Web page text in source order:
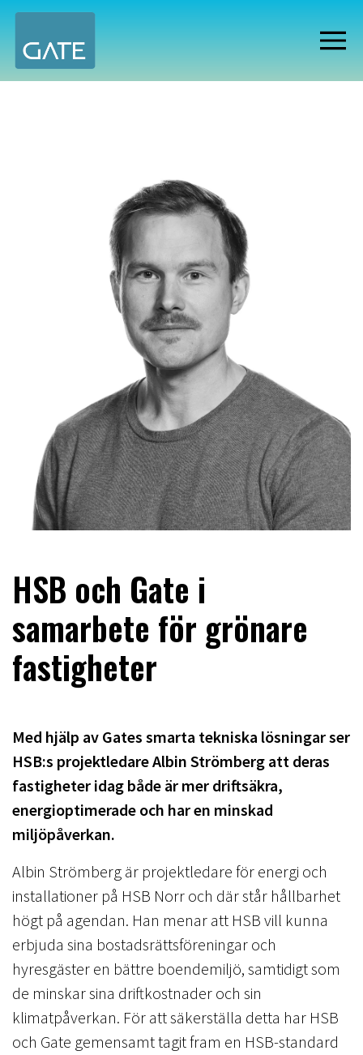
HSB och Gate i
samarbete för grönare
fastigheter
Med hjälp av Gates smarta tekniska lösningar ser
HSB:s projektledare Albin Strömberg att deras
fastigheter idag både är mer driftsäkra,
energioptimerade och har en minskad
miljöpåverkan.
Albin Strömberg är projektledare för energi och
installationer på HSB Norr och där står hållbarhet
högt på agendan. Han menar att HSB vill kunna
erbjuda sina bostadsrättsföreningar och
hyresgäster en bättre boendemiljö, samtidigt som
de minskar sina driftkostnader och sin
klimatpåverkan. För att säkerställa detta har HSB
och Gate gemensamt tagit fram en HSB-standard